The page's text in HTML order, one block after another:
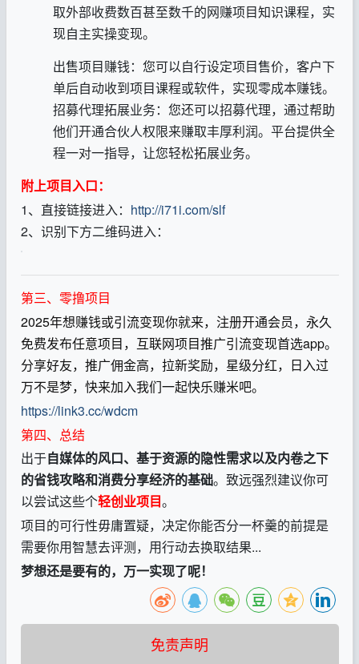
取外部收费数百甚至数千的网赚项目知识课程，实
现自主实操变现。
出售项目赚钱：您可以自行设定项目售价，客户下
单后自动收到项目课程或软件，实现零成本赚钱。
招募代理拓展业务：您还可以招募代理，通过帮助
他们开通合伙人权限来赚取丰厚利润。平台提供全
程一对一指导，让您轻松拓展业务。
附上项目入口：
1、直接链接进入： http://i71i.com/slf
2、识别下方二维码进入：
第三、零撸项目
2025年想赚钱或引流变现你就来，注册开通会员，永久
免费发布任意项目，互联网项目推广引流变现首选app。
分享好友，推广佣金高，拉新奖励，星级分红，日入过
万不是梦，快来加入我们一起快乐赚米吧。
https://link3.cc/wdcm
第四、总结
出于自媒体的风口、基于资源的隐性需求以及内卷之下
的省钱攻略和消费分享经济的基础。致远强烈建议你可
以尝试这些个轻创业项目。
项目的可行性毋庸置疑，决定你能否分一杯羹的前提是
需要你用智慧去评测，用行动去换取结果...
梦想还是要有的，万一实现了呢！
免责声明